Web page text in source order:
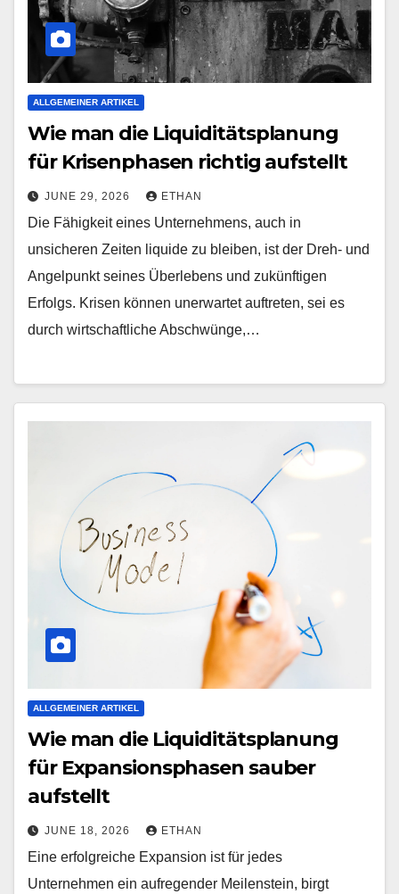
ALLGEMEINER ARTIKEL
Wie man die Liquiditätsplanung
für Krisenphasen richtig aufstellt
JUNE 29, 2026 ETHAN
Die Fähigkeit eines Unternehmens, auch in
unsicheren Zeiten liquide zu bleiben, ist der Dreh- und
Angelpunkt seines Überlebens und zukünftigen
Erfolgs. Krisen können unerwartet auftreten, sei es
durch wirtschaftliche Abschwünge,…
ALLGEMEINER ARTIKEL
Wie man die Liquiditätsplanung
für Expansionsphasen sauber
aufstellt
JUNE 18, 2026 ETHAN
Eine erfolgreiche Expansion ist für jedes
Unternehmen ein aufregender Meilenstein, birgt